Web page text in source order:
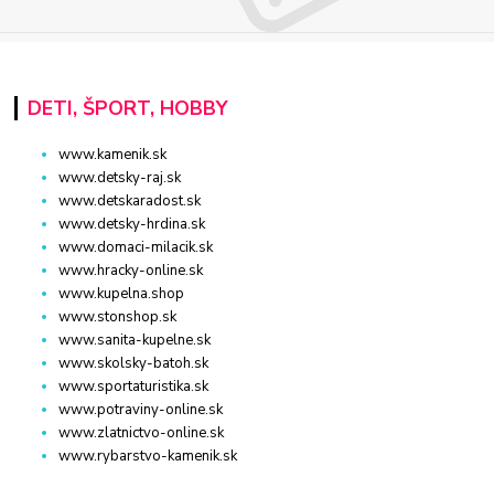
DETI, ŠPORT, HOBBY
www.kamenik.sk
www.detsky-raj.sk
www.detskaradost.sk
www.detsky-hrdina.sk
www.domaci-milacik.sk
www.hracky-online.sk
www.kupelna.shop
www.stonshop.sk
www.sanita-kupelne.sk
www.skolsky-batoh.sk
www.sportaturistika.sk
www.potraviny-online.sk
www.zlatnictvo-online.sk
www.rybarstvo-kamenik.sk